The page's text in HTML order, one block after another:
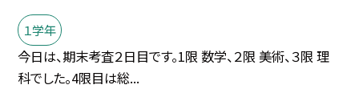
１学年
今日は、期末考査２日目です。1限 数学、２限 美術、３限 理
科でした。4限目は総...